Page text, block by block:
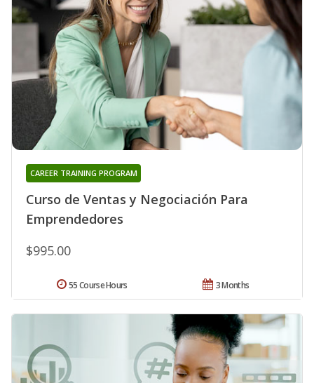
Curso de Ventas y Negociación Para
Emprendedores
CAREER TRAINING PROGRAM
$995.00
3 Months
55 Course Hours